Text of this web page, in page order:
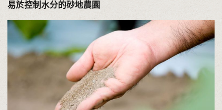
易於控制水分的砂地農園